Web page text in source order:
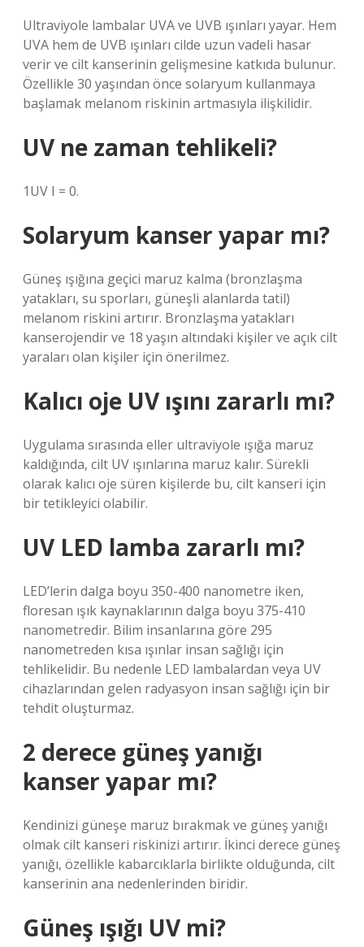
Ultraviyole lambalar UVA ve UVB ışınları yayar. Hem
UVA hem de UVB ışınları cilde uzun vadeli hasar
verir ve cilt kanserinin gelişmesine katkıda bulunur.
Özellikle 30 yaşından önce solaryum kullanmaya
başlamak melanom riskinin artmasıyla ilişkilidir.
UV ne zaman tehlikeli?
1UV I = 0.
Solaryum kanser yapar mı?
Güneş ışığına geçici maruz kalma (bronzlaşma
yatakları, su sporları, güneşli alanlarda tatil)
melanom riskini artırır. Bronzlaşma yatakları
kanserojendir ve 18 yaşın altındaki kişiler ve açık cilt
yaraları olan kişiler için önerilmez.
Kalıcı oje UV ışını zararlı mı?
Uygulama sırasında eller ultraviyole ışığa maruz
kaldığında, cilt UV ışınlarına maruz kalır. Sürekli
olarak kalıcı oje süren kişilerde bu, cilt kanseri için
bir tetikleyici olabilir.
UV LED lamba zararlı mı?
LED’lerin dalga boyu 350-400 nanometre iken,
floresan ışık kaynaklarının dalga boyu 375-410
nanometredir. Bilim insanlarına göre 295
nanometreden kısa ışınlar insan sağlığı için
tehlikelidir. Bu nedenle LED lambalardan veya UV
cihazlarından gelen radyasyon insan sağlığı için bir
tehdit oluşturmaz.
2 derece güneş yanığı
kanser yapar mı?
Kendinizi güneşe maruz bırakmak ve güneş yanığı
olmak cilt kanseri riskinizi artırır. İkinci derece güneş
yanığı, özellikle kabarcıklarla birlikte olduğunda, cilt
kanserinin ana nedenlerinden biridir.
Güneş ışığı UV mi?